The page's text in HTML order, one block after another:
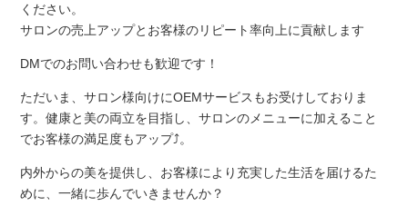
ください。
サロンの売上アップとお客様のリピート率向上に貢献します
DMでのお問い合わせも歓迎です！
ただいま、サロン様向けにOEMサービスもお受けしておりま
す。健康と美の両立を目指し、サロンのメニューに加えること
でお客様の満足度もアップ⤴。
内外からの美を提供し、お客様により充実した生活を届けるた
めに、一緒に歩んでいきませんか？